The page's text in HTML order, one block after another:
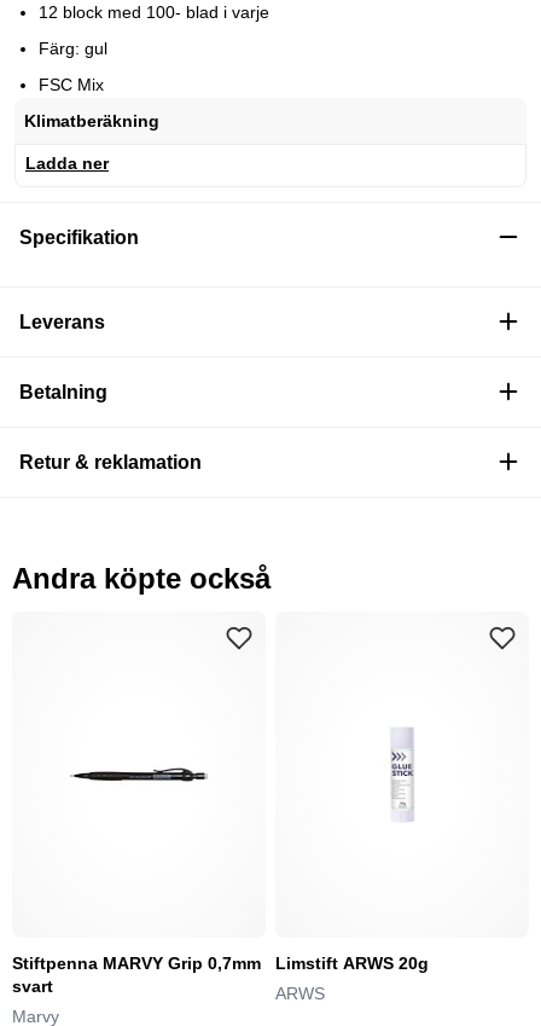
12 block med 100- blad i varje
Färg: gul
FSC Mix
Klimatberäkning
Ladda ner
Specifikation
Leverans
Betalning
Retur & reklamation
Andra köpte också
Stiftpenna MARVY Grip 0,7mm
svart
Marvy
Limstift ARWS 20g
ARWS